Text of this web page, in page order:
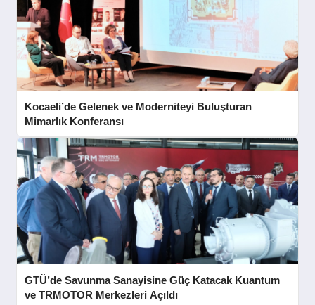
Kocaeli’de Gelenek ve Moderniteyi Buluşturan
Mimarlık Konferansı
GTÜ’de Savunma Sanayisine Güç Katacak Kuantum
ve TRMOTOR Merkezleri Açıldı